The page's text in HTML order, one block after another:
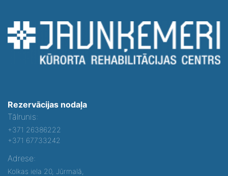
Rezervācijas nodaļa
Tālrunis:
+371 26386222
+371 67733242
Adrese:
Kolkas iela 20, Jūrmalā,